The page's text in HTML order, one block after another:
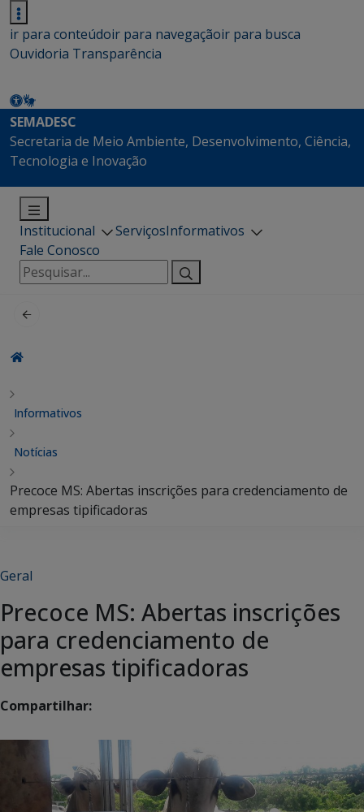
ir para conteúdoir para navegaçãoir para busca
Ouvidoria Transparência
SEMADESC
Secretaria de Meio Ambiente, Desenvolvimento, Ciência,
Tecnologia e Inovação
Institucional ServiçosInformativos
Fale Conosco
Pesquisar
por:
Informativos
Notícias
Precoce MS: Abertas inscrições para credenciamento de
empresas tipificadoras
Geral
Precoce MS: Abertas inscrições
para credenciamento de
empresas tipificadoras
Compartilhar: